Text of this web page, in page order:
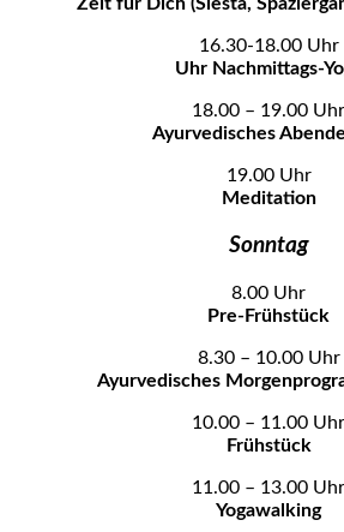
16.30-18.00 Uhr
Uhr Nachmittags-
18.00 – 19.00 Uhr
Ayurvedisches
19.00 Uhr
Meditation
Sonntag
8.00 Uhr
Pre-Frühstück
8.30 – 10.00 Uhr
Ayurvedisches
10.00 – 11.00 Uhr
Frühstück
11.00 – 13.00 Uhr
Yogawalking